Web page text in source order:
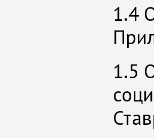
1.4
1.5